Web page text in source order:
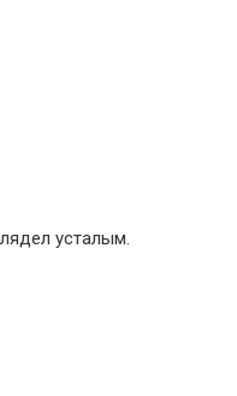
усталым.